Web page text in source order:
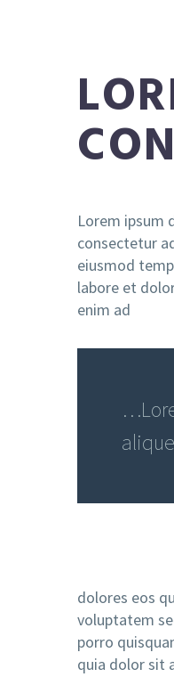
Lorem ipsum
consectetur
eiusmod
labore et
enim ad
dolores eos
voluptatem
porro
quia dolor sit